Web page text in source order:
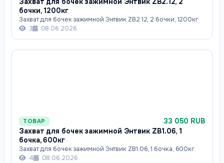
бочки, 1200кг
Захват для бочек зажимной Энтвик ZB2.12, 2 бочки, 1200кг
3
08.06.2026
ТОВАР
33 050 RUB
Захват для бочек зажимной Энтвик ZB1.06, 1
бочка, 600кг
Захват для бочек зажимной Энтвик ZB1.06, 1 бочка, 600кг
4
08.06.2026